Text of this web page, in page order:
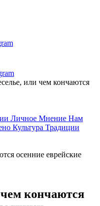
или чем кончаются
Личное Мнение Нам
Культура Традиции
кончаются